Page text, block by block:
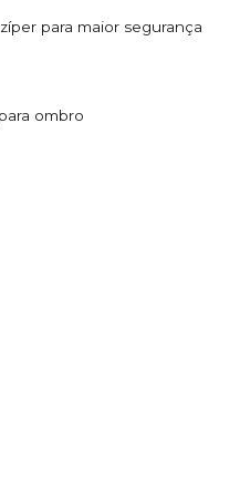
para maior segurança
ombro